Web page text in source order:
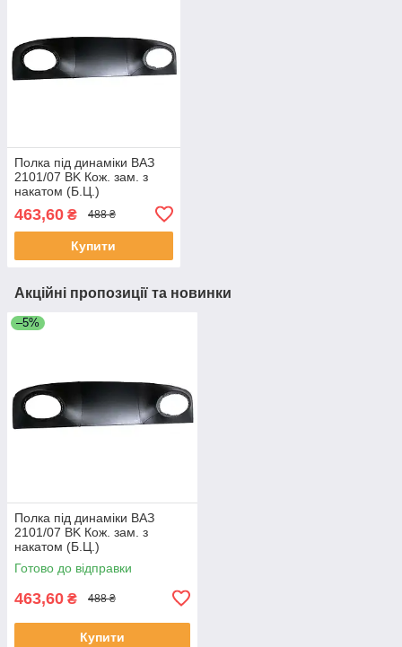
Полка під динаміки ВАЗ
2101/07 BK Кож. зам. з
накатом (Б.Ц.)
463,60 ₴ 488 ₴
Купити
Акційні пропозиції та новинки
–5%
Полка під динаміки ВАЗ
2101/07 BK Кож. зам. з
накатом (Б.Ц.)
Готово до відправки
463,60 ₴ 488 ₴
Купити